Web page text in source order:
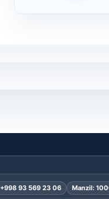
+998 93 569 23 06 Manzil: